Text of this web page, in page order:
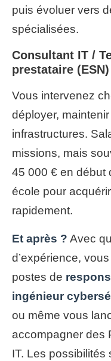
puis évoluer vers
spécialisées.
Consultant IT /
prestataire (ESN)
Vous intervenez
déployer,
infrastructures.
missions, mais
45 000 € en début
école pour
rapidement.
Et après ? Avec
d’expérience,
postes de
ingénieur
ou même vous
accompagner des
IT. Les possibilités